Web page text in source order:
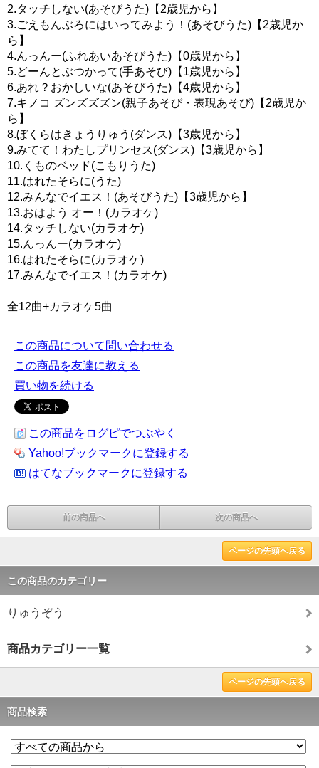
2.タッチしない(あそびうた)【2歳児から】
3.ごえもんぶろにはいってみよう！(あそびうた)【2歳児か
ら】
4.んっんー(ふれあいあそびうた)【0歳児から】
5.どーんとぶつかって(手あそび)【1歳児から】
6.あれ？おかしいな(あそびうた)【4歳児から】
7.キノコ ズンズズズン(親子あそび・表現あそび)【2歳児か
ら】
8.ぼくらはきょうりゅう(ダンス)【3歳児から】
9.みてて！わたしプリンセス(ダンス)【3歳児から】
10.くものベッド(こもりうた)
11.はれたそらに(うた)
12.みんなでイエス！(あそびうた)【3歳児から】
13.おはよう オー！(カラオケ)
14.タッチしない(カラオケ)
15.んっんー(カラオケ)
16.はれたそらに(カラオケ)
17.みんなでイエス！(カラオケ)
全12曲+カラオケ5曲
この商品について問い合わせる
この商品を友達に教える
買い物を続ける
この商品をログピでつぶやく
Yahoo!ブックマークに登録する
はてなブックマークに登録する
前の商品へ 次の商品へ
ページの先頭へ戻る
この商品のカテゴリー
りゅうぞう
商品カテゴリー一覧
ページの先頭へ戻る
商品検索